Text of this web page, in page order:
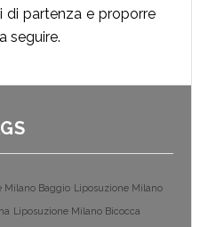
di partenza e proporre
seguire.
Milano Baggio Liposuzione Milano
Liposuzione Milano Bicocca